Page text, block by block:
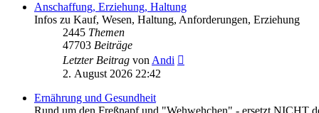
Anschaffung, Erziehung, Haltung
Infos zu Kauf, Wesen, Haltung, Anforderungen, Erziehung
2445 Themen
47703 Beiträge
Letzter Beitrag von Andi
2. August 2026 22:42
Ernährung und Gesundheit